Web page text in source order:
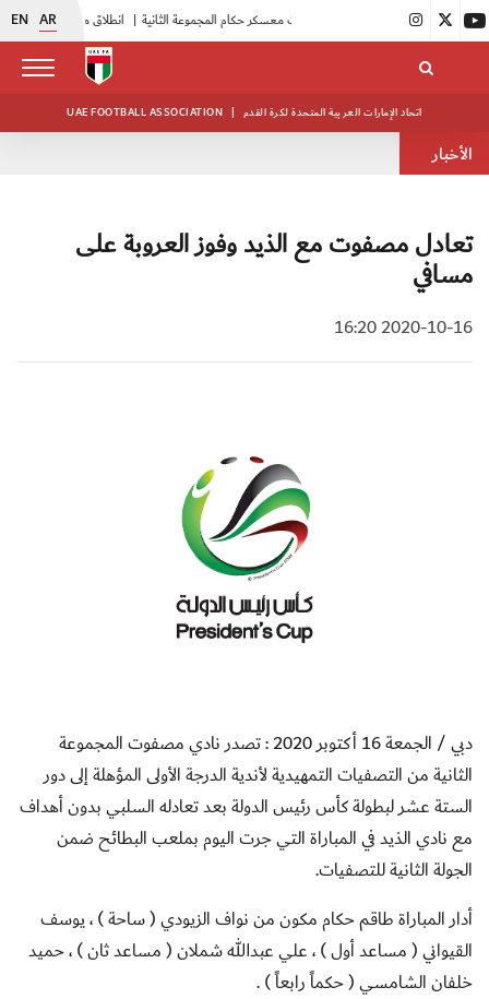
EN AR |
UAE FOOTBALL ASSOCIATION | اتحاد الإمارات العربية المتحدة لكرة القدم
الأخبار
تعادل مصفوت مع الذيد وفوز العروبة على
مسافي
2020-10-16 16:20
دبي / الجمعة 16 أكتوبر 2020 : تصدر نادي مصفوت المجموعة
الثانية من التصفيات التمهيدية لأندية الدرجة الأولى المؤهلة إلى دور
الستة عشر لبطولة كأس رئيس الدولة بعد تعادله السلبي بدون أهداف
مع نادي الذيد في المباراة التي جرت اليوم بملعب البطائح ضمن
الجولة الثانية للتصفيات.
أدار المباراة طاقم حكام مكون من نواف الزيودي ( ساحة ) ، يوسف
القيواني ( مساعد أول ) ، علي عبدالله شملان ( مساعد ثان ) ، حميد
خلفان الشامسي ( حكماً رابعاً ) .